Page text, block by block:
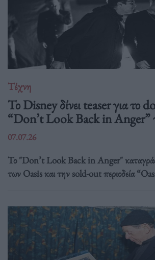
Τέχνη
Το Disney δίνει teaser για το
“Don’t Look Back in Anger”
07.07.26
Το "Don’t Look Back in Anger"
των Oasis και την sold-out περιοδεία